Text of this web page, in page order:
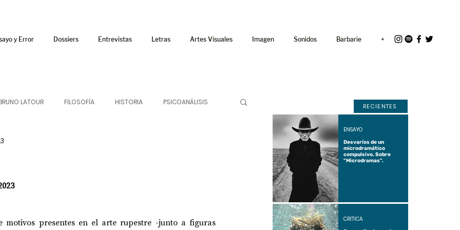
y Error Dossiers Entrevistas Letras Artes Visuales Imagen Sonidos Barbarie +
LATOUR FILOSOFÍA HISTORIA PSICOANÁLISIS
AFUERISMOS POESÍA ENSAYO
motivos presentes en el arte rupestre -junto a figuras
RECIENTES
Desvaríos de un
microdramático
compulsivo. Sobre
"Microdramas".
ENSAYO
CRÍTICA